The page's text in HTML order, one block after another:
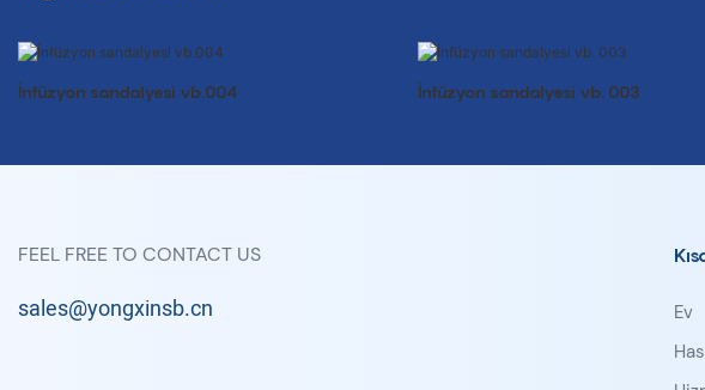
İnfüzyon sandalyesi vb.004 İnfüzyon sandalyesi vb. 003
FEEL FREE TO CONTACT US
sales@yongxinsb.cn
Ev